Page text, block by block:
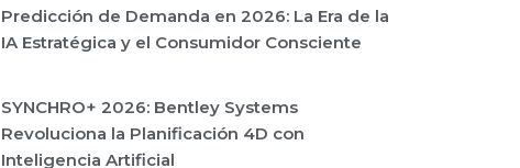
Predicción de Demanda en 2026: La Era de la
IA Estratégica y el Consumidor Consciente
SYNCHRO+ 2026: Bentley Systems
Revoluciona la Planificación 4D con
Inteligencia Artificial